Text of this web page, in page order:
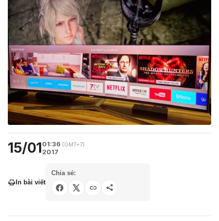
15/0101:36 (GMT+7)
2017
In bài viết
Chia sẻ: